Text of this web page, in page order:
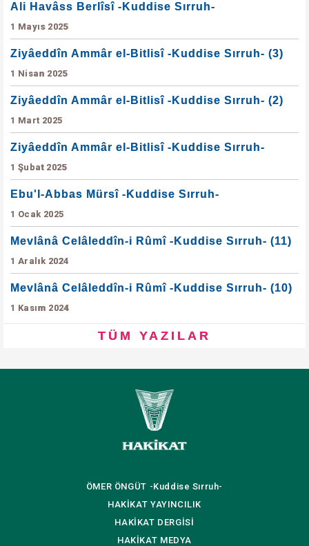
Ali Havâss Berlîsî -Kuddise Sırruh-
1 Mayıs 2025
Ziyâeddîn Ammâr el-Bitlisî -Kuddise Sırruh- (3)
1 Nisan 2025
Ziyâeddîn Ammâr el-Bitlisî -Kuddise Sırruh- (2)
1 Mart 2025
Ziyâeddîn Ammâr el-Bitlisî -Kuddise Sırruh-
1 Şubat 2025
Ebu'l-Abbas Mürsî -Kuddise Sırruh-
1 Ocak 2025
Mevlânâ Celâleddîn-i Rûmî -Kuddise Sırruh- (11)
1 Aralık 2024
Mevlânâ Celâleddîn-i Rûmî -Kuddise Sırruh- (10)
1 Kasım 2024
TÜM YAZILAR
ÖMER ÖNGÜT -Kuddise Sırruh-
HAKİKAT YAYINCILIK
HAKİKAT DERGİSİ
HAKİKAT MEDYA